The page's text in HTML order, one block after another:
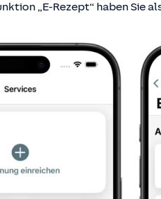
„E-Rezept“ haben Sie